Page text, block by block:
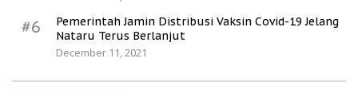
#6
Pemerintah Jamin Distribusi Vaksin Covid-19 Jelang
Nataru Terus Berlanjut
December 11, 2021